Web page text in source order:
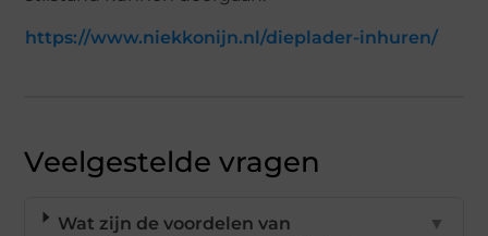
https://www.niekkonijn.nl/dieplader-inhuren/
Veelgestelde vragen
Wat zijn de voordelen van
▼